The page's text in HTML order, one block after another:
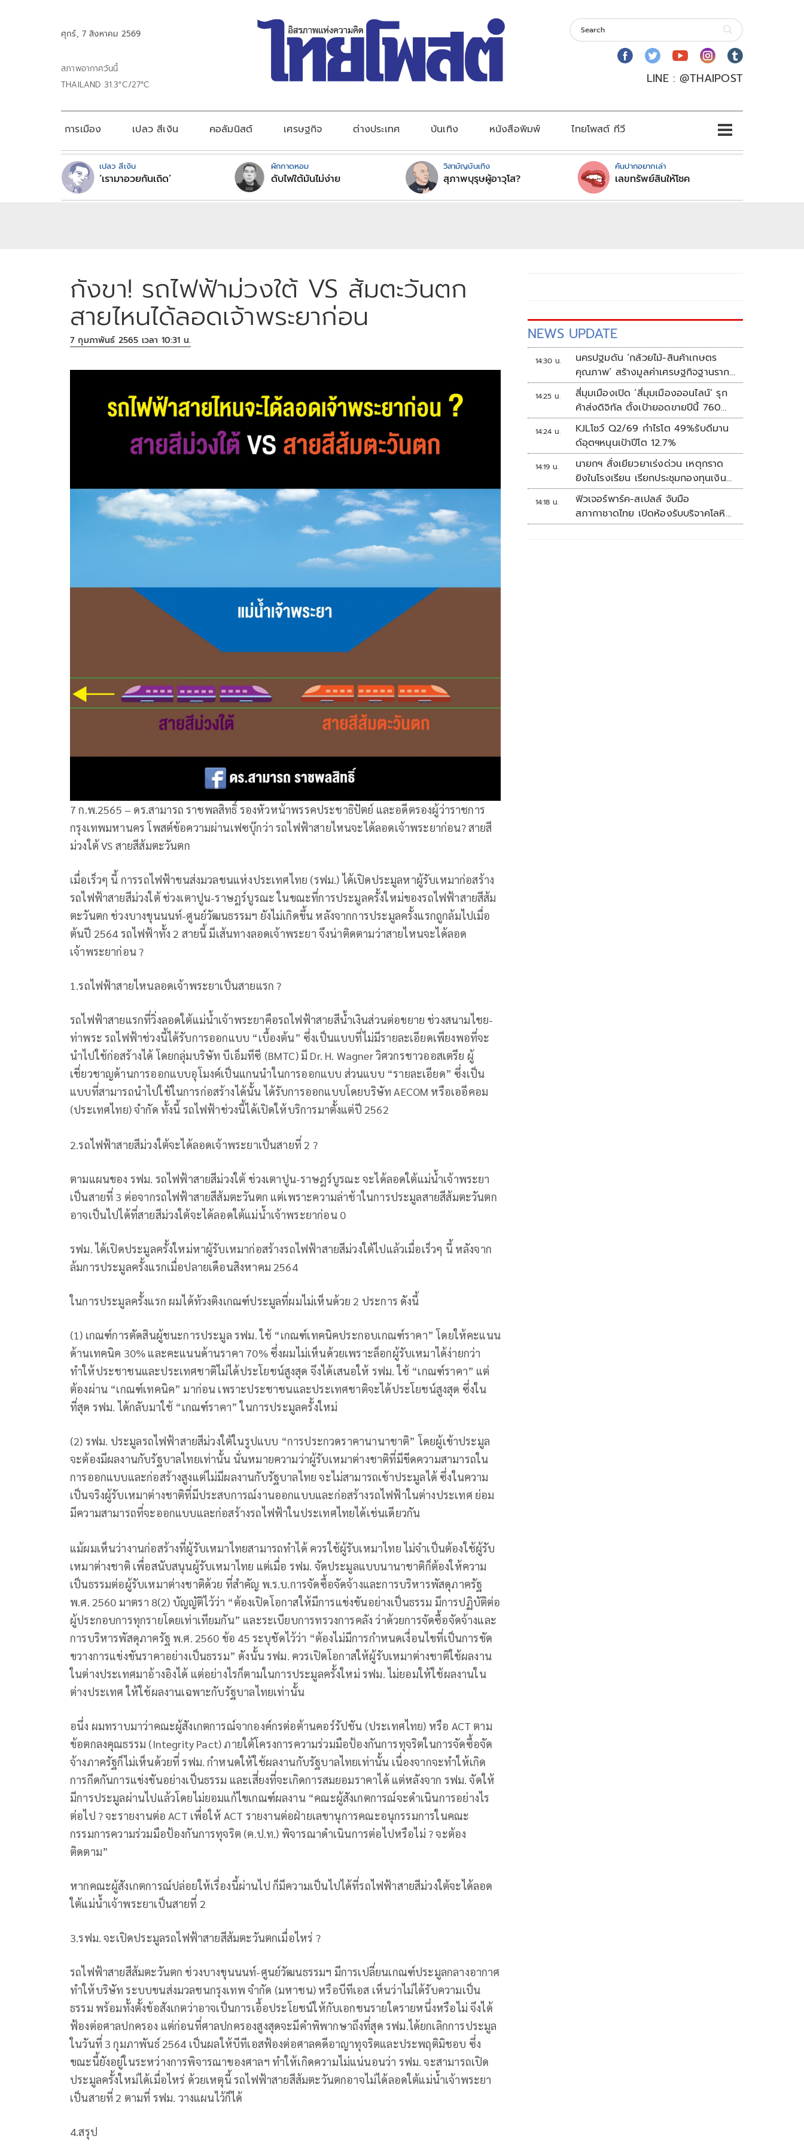
ศุกร์, 7 สิงหาคม 2569
สภาพอากาศวันนี้
THAILAND 31.3°C/27°C
LINE : @THAIPOST
การเมือง เปลว สีเงิน คอลัมนิสต์ เศรษฐกิจ ต่างประเทศ บันเทิง หนังสือพิมพ์ ไทยโพสต์ ทีวี
เปลว สีเงิน
‘เรามาอวยกันเถิด’
ผักกาดหอม
ดับไฟใต้มันไม่ง่าย
วิสามัญบันเทิง
สุภาพบุรุษผู้อาวุโส?
คันปากอยากเล่า
เลขทรัพย์สินให้โชค
กังขา! รถไฟฟ้าม่วงใต้ VS ส้มตะวันตก
สายไหนได้ลอดเจ้าพระยาก่อน
7 กุมภาพันธ์ 2565 เวลา 10:31 น.
7 ก.พ.2565 – ดร.สามารถ ราชพลสิทธิ์ รองหัวหน้าพรรคประชาธิปัตย์ และอดีตรองผู้ว่าราชการ
กรุงเทพมหานคร โพสต์ข้อความผ่านเฟซบุ๊กว่า รถไฟฟ้าสายไหนจะได้ลอดเจ้าพระยาก่อน? สายสี
ม่วงใต้ VS สายสีส้มตะวันตก
เมื่อเร็วๆ นี้ การรถไฟฟ้าขนส่งมวลชนแห่งประเทศไทย (รฟม.) ได้เปิดประมูลหาผู้รับเหมาก่อสร้าง
รถไฟฟ้าสายสีม่วงใต้ ช่วงเตาปูน-ราษฎร์บูรณะ ในขณะที่การประมูลครั้งใหม่ของรถไฟฟ้าสายสีส้ม
ตะวันตก ช่วงบางขุนนนท์-ศูนย์วัฒนธรรมฯ ยังไม่เกิดขึ้น หลังจากการประมูลครั้งแรกถูกล้มไปเมื่อ
ต้นปี 2564 รถไฟฟ้าทั้ง 2 สายนี้ มีเส้นทางลอดเจ้าพระยา จึงน่าติดตามว่าสายไหนจะได้ลอด
เจ้าพระยาก่อน ?
1.รถไฟฟ้าสายไหนลอดเจ้าพระยาเป็นสายแรก ?
รถไฟฟ้าสายแรกที่วิ่งลอดใต้แม่น้ำเจ้าพระยาคือรถไฟฟ้าสายสีน้ำเงินส่วนต่อขยาย ช่วงสนามไชย-
ท่าพระ รถไฟฟ้าช่วงนี้ได้รับการออกแบบ “เบื้องต้น” ซึ่งเป็นแบบที่ไม่มีรายละเอียดเพียงพอที่จะ
นำไปใช้ก่อสร้างได้ โดยกลุ่มบริษัท บีเอ็มทีซี (BMTC) มี Dr. H. Wagner วิศวกรชาวออสเตรีย ผู้
เชี่ยวชาญด้านการออกแบบอุโมงค์เป็นแกนนำในการออกแบบ ส่วนแบบ “รายละเอียด” ซึ่งเป็น
แบบที่สามารถนำไปใช้ในการก่อสร้างได้นั้น ได้รับการออกแบบโดยบริษัท AECOM หรือเออีคอม
(ประเทศไทย) จำกัด ทั้งนี้ รถไฟฟ้าช่วงนี้ได้เปิดให้บริการมาตั้งแต่ปี 2562
2.รถไฟฟ้าสายสีม่วงใต้จะได้ลอดเจ้าพระยาเป็นสายที่ 2 ?
ตามแผนของ รฟม. รถไฟฟ้าสายสีม่วงใต้ ช่วงเตาปูน-ราษฎร์บูรณะ จะได้ลอดใต้แม่น้ำเจ้าพระยา
เป็นสายที่ 3 ต่อจากรถไฟฟ้าสายสีส้มตะวันตก แต่เพราะความล่าช้าในการประมูลสายสีส้มตะวันตก
อาจเป็นไปได้ที่สายสีม่วงใต้จะได้ลอดใต้แม่น้ำเจ้าพระยาก่อน 0
รฟม. ได้เปิดประมูลครั้งใหม่หาผู้รับเหมาก่อสร้างรถไฟฟ้าสายสีม่วงใต้ไปแล้วเมื่อเร็วๆ นี้ หลังจาก
ล้มการประมูลครั้งแรกเมื่อปลายเดือนสิงหาคม 2564
ในการประมูลครั้งแรก ผมได้ท้วงติงเกณฑ์ประมูลที่ผมไม่เห็นด้วย 2 ประการ ดังนี้
(1) เกณฑ์การตัดสินผู้ชนะการประมูล รฟม. ใช้ “เกณฑ์เทคนิคประกอบเกณฑ์ราคา” โดยให้คะแนน
ด้านเทคนิค 30% และคะแนนด้านราคา 70% ซึ่งผมไม่เห็นด้วยเพราะล็อกผู้รับเหมาได้ง่ายกว่า
ทำให้ประชาชนและประเทศชาติไม่ได้ประโยชน์สูงสุด จึงได้เสนอให้ รฟม. ใช้ “เกณฑ์ราคา” แต่
ต้องผ่าน “เกณฑ์เทคนิค” มาก่อน เพราะประชาชนและประเทศชาติจะได้ประโยชน์สูงสุด ซึ่งใน
ที่สุด รฟม. ได้กลับมาใช้ “เกณฑ์ราคา” ในการประมูลครั้งใหม่
(2) รฟม. ประมูลรถไฟฟ้าสายสีม่วงใต้ในรูปแบบ “การประกวดราคานานาชาติ” โดยผู้เข้าประมูล
จะต้องมีผลงานกับรัฐบาลไทยเท่านั้น นั่นหมายความว่าผู้รับเหมาต่างชาติที่มีขีดความสามารถใน
การออกแบบและก่อสร้างสูงแต่ไม่มีผลงานกับรัฐบาลไทย จะไม่สามารถเข้าประมูลได้ ซึ่งในความ
เป็นจริงผู้รับเหมาต่างชาติที่มีประสบการณ์งานออกแบบและก่อสร้างรถไฟฟ้าในต่างประเทศ ย่อม
มีความสามารถที่จะออกแบบและก่อสร้างรถไฟฟ้าในประเทศไทยได้เช่นเดียวกัน
แม้ผมเห็นว่างานก่อสร้างที่ผู้รับเหมาไทยสามารถทำได้ ควรใช้ผู้รับเหมาไทย ไม่จำเป็นต้องใช้ผู้รับ
เหมาต่างชาติ เพื่อสนับสนุนผู้รับเหมาไทย แต่เมื่อ รฟม. จัดประมูลแบบนานาชาติก็ต้องให้ความ
เป็นธรรมต่อผู้รับเหมาต่างชาติด้วย ที่สำคัญ พ.ร.บ.การจัดซื้อจัดจ้างและการบริหารพัสดุภาครัฐ
พ.ศ. 2560 มาตรา 8(2) บัญญัติไว้ว่า “ต้องเปิดโอกาสให้มีการแข่งขันอย่างเป็นธรรม มีการปฏิบัติต่อ
ผู้ประกอบการทุกรายโดยเท่าเทียมกัน” และระเบียบการทรวงการคลัง ว่าด้วยการจัดซื้อจัดจ้างและ
การบริหารพัสดุภาครัฐ พ.ศ. 2560 ข้อ 45 ระบุชัดไว้ว่า “ต้องไม่มีการกำหนดเงื่อนไขที่เป็นการขัด
ขวางการแข่งขันราคาอย่างเป็นธรรม” ดังนั้น รฟม. ควรเปิดโอกาสให้ผู้รับเหมาต่างชาติใช้ผลงาน
ในต่างประเทศมาอ้างอิงได้ แต่อย่างไรก็ตามในการประมูลครั้งใหม่ รฟม. ไม่ยอมให้ใช้ผลงานใน
ต่างประเทศ ให้ใช้ผลงานเฉพาะกับรัฐบาลไทยเท่านั้น
อนึ่ง ผมทราบมาว่าคณะผู้สังเกตการณ์จากองค์กรต่อต้านคอร์รัปชัน (ประเทศไทย) หรือ ACT ตาม
ข้อตกลงคุณธรรม (Integrity Pact) ภายใต้โครงการความร่วมมือป้องกันการทุจริตในการจัดซื้อจัด
จ้างภาครัฐก็ไม่เห็นด้วยที่ รฟม. กำหนดให้ใช้ผลงานกับรัฐบาลไทยเท่านั้น เนื่องจากจะทำให้เกิด
การกีดกันการแข่งขันอย่างเป็นธรรม และเสี่ยงที่จะเกิดการสมยอมราคาได้ แต่หลังจาก รฟม. จัดให้
มีการประมูลผ่านไปแล้วโดยไม่ยอมแก้ไขเกณฑ์ผลงาน “คณะผู้สังเกตการณ์จะดำเนินการอย่างไร
ต่อไป ? จะรายงานต่อ ACT เพื่อให้ ACT รายงานต่อฝ่ายเลขานุการคณะอนุกรรมการในคณะ
กรรมการความร่วมมือป้องกันการทุจริต (ค.ป.ท.) พิจารณาดำเนินการต่อไปหรือไม่ ? จะต้อง
ติดตาม”
หากคณะผู้สังเกตการณ์ปล่อยให้เรื่องนี้ผ่านไป ก็มีความเป็นไปได้ที่รถไฟฟ้าสายสีม่วงใต้จะได้ลอด
ใต้แม่น้ำเจ้าพระยาเป็นสายที่ 2
3.รฟม. จะเปิดประมูลรถไฟฟ้าสายสีส้มตะวันตกเมื่อไหร่ ?
รถไฟฟ้าสายสีส้มตะวันตก ช่วงบางขุนนนท์-ศูนย์วัฒนธรรมฯ มีการเปลี่ยนเกณฑ์ประมูลกลางอากาศ
ทำให้บริษัท ระบบขนส่งมวลชนกรุงเทพ จำกัด (มหาชน) หรือบีทีเอส เห็นว่าไม่ได้รับความเป็น
ธรรม พร้อมทั้งตั้งข้อสังเกตว่าอาจเป็นการเอื้อประโยชน์ให้กับเอกชนรายใดรายหนึ่งหรือไม่ จึงได้
ฟ้องต่อศาลปกครอง แต่ก่อนที่ศาลปกครองสูงสุดจะมีคำพิพากษาถึงที่สุด รฟม.ได้ยกเลิกการประมูล
ในวันที่ 3 กุมภาพันธ์ 2564 เป็นผลให้บีทีเอสฟ้องต่อศาลคดีอาญาทุจริตและประพฤติมิชอบ ซึ่ง
ขณะนี้ยังอยู่ในระหว่างการพิจารณาของศาลฯ ทำให้เกิดความไม่แน่นอนว่า รฟม. จะสามารถเปิด
ประมูลครั้งใหม่ได้เมื่อไหร่ ด้วยเหตุนี้ รถไฟฟ้าสายสีส้มตะวันตกอาจไม่ได้ลอดใต้แม่น้ำเจ้าพระยา
เป็นสายที่ 2 ตามที่ รฟม. วางแผนไว้ก็ได้
4.สรุป
NEWS UPDATE
14:30 น.
นครปฐมดัน ‘กล้วยไม้-สินค้าเกษตร
คุณภาพ’ สร้างมูลค่าเศรษฐกิจฐานราก
ตั้งเป้าเงินสะพัด 10 ล้านบาท
14:25 น.
สี่มุมเมืองเปิด ‘สี่มุมเมืองออนไลน์’ รุก
ค้าส่งดิจิทัล ตั้งเป้ายอดขายปีนี้ 760
ล้านบาท
14:24 น.
KJLโชว์ Q2/69 กำไรโต 49%รับดีมาน
ด์อุตฯหนุนเป้าปีโต 12.7%
14:19 น.
นายกฯ สั่งเยียวยาเร่งด่วน เหตุกราด
ยิงในโรงเรียน เรียกประชุมกองทุนเงิน
ช่วยเหลือฯทันที
14:18 น.
ฟิวเจอร์พาร์ค-สเปลล์ จับมือ
สภากาชาดไทย เปิดห้องรับบริจาคโลหิต
ประจำแห่งแรกในศูนย์การค้าปทุมธานี